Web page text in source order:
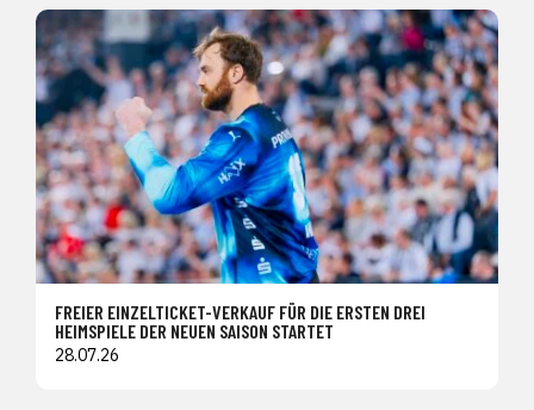
FREIER EINZELTICKET-VERKAUF FÜR DIE ERSTEN DREI
HEIMSPIELE DER NEUEN SAISON STARTET
28.07.26